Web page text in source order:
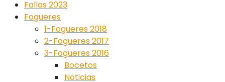
Fallas 2023
Fogueres
1-Fogueres 2018
2-Fogueres 2017
3-Fogueres 2016
Bocetos
Noticias